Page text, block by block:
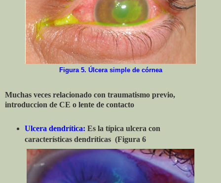
Figura 5. Úlcera simple de córnea
Muchas veces relacionado con traumatismo previo,
introduccion de CE o lente de contacto
Ulcera dendrítica: Es la típica ulcera con
características dendríticas (Figura 6